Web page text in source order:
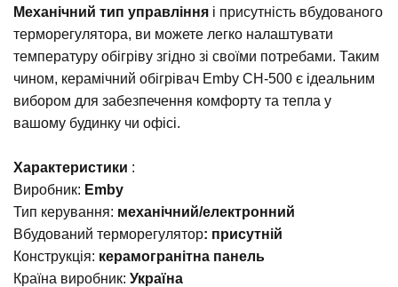
Механічний тип управління і присутність вбудованого
терморегулятора, ви можете легко налаштувати
температуру обігріву згідно зі своїми потребами. Таким
чином, керамічний обігрівач Emby CH-500 є ідеальним
вибором для забезпечення комфорту та тепла у
вашому будинку чи офісі.
Характеристики :
Виробник: Emby
Тип керування: механічний/електронний
Вбудований терморегулятор: присутній
Конструкція: керамогранітна панель
Країна виробник: Україна